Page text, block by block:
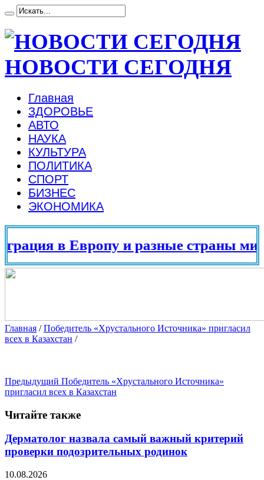
НОВОСТИ СЕГОДНЯ
Главная
ЗДОРОВЬЕ
АВТО
НАУКА
КУЛЬТУРА
ПОЛИТИКА
СПОРТ
БИЗНЕС
ЭКОНОМИКА
в Европу и разные страны мира
Главная /Победитель «Хрустального Источника» пригласил
всех в Казахстан /
Предыдущий Победитель «Хрустального Источника»
пригласил всех в Казахстан
Читайте также
Дерматолог назвала самый важный критерий
проверки подозрительных родинок
10.08.2026